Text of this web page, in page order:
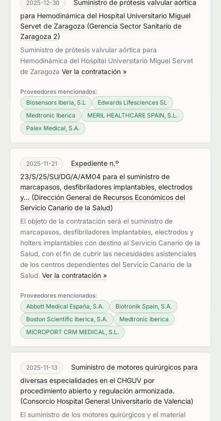
2025-12-30
Suministro de prótesis valvular aórtica
para Hemodinámica del Hospital Universitario Miguel
Servet de Zaragoza (Gerencia Sector Sanitario de
Zaragoza 2)
Suministro de prótesis valvular aórtica para
Hemodinámica del Hospital Universitario Miguel Servet
de Zaragoza Ver la contratación »
Proveedores mencionados:
Biosensors Iberia, S.L
Edwards Lifesciences SL
Medtronic Iberica
MERIL HEALTHCARE SPAIN, S.L.
Palex Medical, S.A.
2025-11-21
Expediente n.º
23/S/25/SU/DG/A/AM04 para el suministro de
marcapasos, desfibriladores implantables, electrodos
y... (Dirección General de Recursos Económicos del
Servicio Canario de la Salud)
El objeto de la contratación será el suministro de
marcapasos, desfibriladores implantables, electrodos y
holters implantables con destino al Servicio Canario de la
Salud, con el fin de cubrir las necesidades asistenciales
de los centros dependientes del Servicio Canario de la
Salud. Ver la contratación »
Proveedores mencionados:
Abbott Medical España, S.A.
Biotronik Spain, S.A.
Boston Scientific Iberica, S.A.
Medtronic Iberica
MICROPORT CRM MEDICAL, S.L.
2025-11-13
Suministro de motores quirúrgicos para
diversas especialidades en el CHGUV por
procedimiento abierto y regulación armonizada.
(Consorcio Hospital General Universitario de Valencia)
El suministro de los motores quirúrgicos y el material